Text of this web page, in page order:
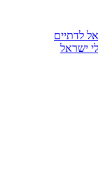
לדתיים
ישראל